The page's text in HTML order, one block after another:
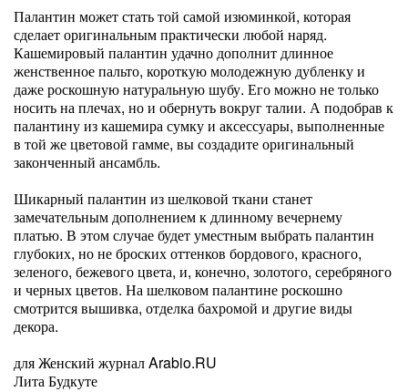
Палантин может стать той самой изюминкой, которая
сделает оригинальным практически любой наряд.
Кашемировый палантин удачно дополнит длинное
женственное пальто, короткую молодежную дубленку и
даже роскошную натуральную шубу. Его можно не только
носить на плечах, но и обернуть вокруг талии. А подобрав к
палантину из кашемира сумку и аксессуары, выполненные
в той же цветовой гамме, вы создадите оригинальный
законченный ансамбль.
Шикарный палантин из шелковой ткани станет
замечательным дополнением к длинному вечернему
платью. В этом случае будет уместным выбрать палантин
глубоких, но не броских оттенков бордового, красного,
зеленого, бежевого цвета, и, конечно, золотого, серебряного
и черных цветов. На шелковом палантине роскошно
смотрится вышивка, отделка бахромой и другие виды
декора.
для Женский журнал Arabio.RU
Лита Будкуте